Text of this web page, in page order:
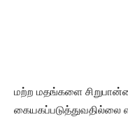
மற்ற மதங்களை
கையகப்படுத்துவதில்லை